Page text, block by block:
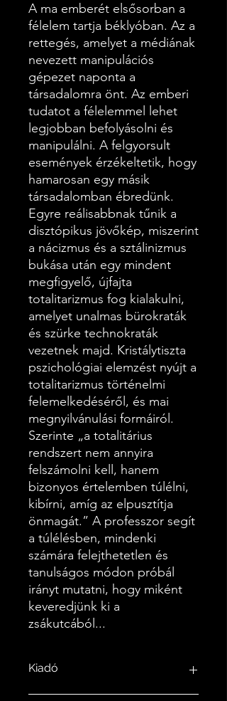
A ma emberét elsősorban a
félelem tartja béklyóban. Az a
rettegés, amelyet a médiának
nevezett manipulációs
gépezet naponta a
társadalomra önt. Az emberi
tudatot a félelemmel lehet
legjobban befolyásolni és
manipulálni. A felgyorsult
események érzékeltetik, hogy
hamarosan egy másik
társadalomban ébredünk.
Egyre reálisabbnak tűnik a
disztópikus jövőkép, miszerint
a nácizmus és a sztálinizmus
bukása után egy mindent
megfigyelő, újfajta
totalitarizmus fog kialakulni,
amelyet unalmas bürokraták
és szürke technokraták
vezetnek majd. Kristálytiszta
pszichológiai elemzést nyújt a
totalitarizmus történelmi
felemelkedéséről, és mai
megnyilvánulási formáiról.
Szerinte „a totalitárius
rendszert nem annyira
felszámolni kell, hanem
bizonyos értelemben túlélni,
kibírni, amíg az elpusztítja
önmagát.” A professzor segít
a túlélésben, mindenki
számára felejthetetlen és
tanulságos módon próbál
irányt mutatni, hogy miként
keveredjünk ki a
zsákutcából...
Kiadó